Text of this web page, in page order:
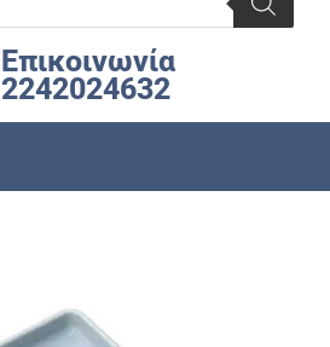
Επικοινωνία
2242024632